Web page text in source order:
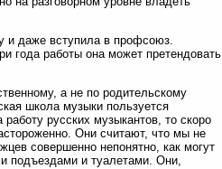
и даже вступила в профсоюз.
года работы она может претендовать
а не по родительскому
школа музыки пользуется
русских музыкантов, то скоро
Они считают, что мы не
совершенно непонятно, как могут
подъездами и туалетами. Они,